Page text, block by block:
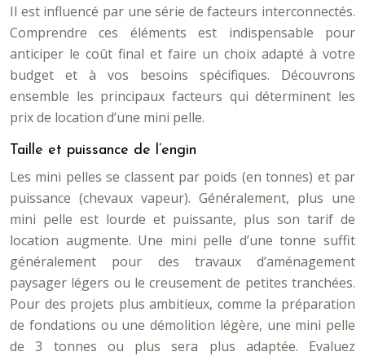
Il est influencé par une série de facteurs interconnectés.
Comprendre ces éléments est indispensable pour
anticiper le coût final et faire un choix adapté à votre
budget et à vos besoins spécifiques. Découvrons
ensemble les principaux facteurs qui déterminent les
prix de location d’une mini pelle.
Taille et puissance de l’engin
Les mini pelles se classent par poids (en tonnes) et par
puissance (chevaux vapeur). Généralement, plus une
mini pelle est lourde et puissante, plus son tarif de
location augmente. Une mini pelle d’une tonne suffit
généralement pour des travaux d’aménagement
paysager légers ou le creusement de petites tranchées.
Pour des projets plus ambitieux, comme la préparation
de fondations ou une démolition légère, une mini pelle
de 3 tonnes ou plus sera plus adaptée. Evaluez